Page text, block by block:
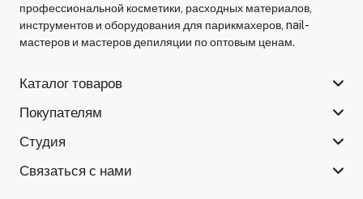
профессиональной косметики, расходных материалов,
инструментов и оборудования для парикмахеров, nail-
мастеров и мастеров депиляции по оптовым ценам.
Каталог товаров
Покупателям
Студия
Связаться с нами